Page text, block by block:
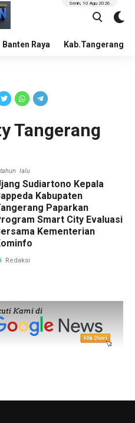
Banten Raya Kab.Tangerang
Senin, 10 Agu 2026
Tangerang
lalu
Sudiartono Kepala
Kabupaten
Paparkan
Smart City Evaluasi
Kementerian
Redaksi